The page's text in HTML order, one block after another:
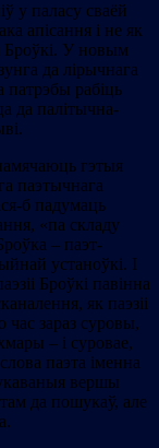
у паласу сваёй
апісання і не як
У новым
да лірычнага
патрэбы рабіць
да палітычна-
гэтыя
паэтычнага
б падумаць
«па складу
– паэт-
устаноўкі. І
Броўкі павінна
як паэзіі
зараз суровы,
– і суровае,
паэта іменна
вершы
да пошукаў, але